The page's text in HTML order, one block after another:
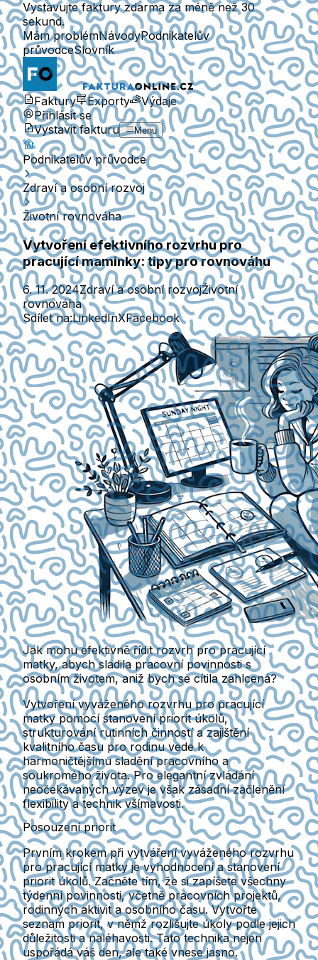
Vystavujte faktury zdarma za méně než 30
sekund.
Mám problémNávodyPodnikatelův
průvodceSlovník
Faktury Exporty
Výdaje
Přihlásit se
Vystavit fakturu
Menu
Podnikatelův průvodce
Zdraví a osobní rozvoj
Životní rovnováha
Vytvoření efektivního rozvrhu pro
pracující maminky: tipy pro rovnováhu
6. 11. 2024Zdraví a osobní rozvojŽivotní
rovnováha
Sdílet na:LinkedInXFacebook
Jak mohu efektivně řídit rozvrh pro pracující
matky, abych sladila pracovní povinnosti s
osobním životem, aniž bych se cítila zahlcená?
Vytvoření vyváženého rozvrhu pro pracující
matky pomocí stanovení priorit úkolů,
strukturování rutinních činností a zajištění
kvalitního času pro rodinu vede k
harmoničtějšímu sladění pracovního a
soukromého života. Pro elegantní zvládání
neočekávaných výzev je však zásadní začlenění
flexibility a technik všímavosti.
Posouzení priorit
Prvním krokem při vytváření vyváženého rozvrhu
pro pracující matky je vyhodnocení a stanovení
priorit úkolů. Začněte tím, že si zapíšete všechny
týdenní povinnosti, včetně pracovních projektů,
rodinných aktivit a osobního času. Vytvořte
seznam priorit, v němž rozlišujte úkoly podle jejich
důležitosti a naléhavosti. Tato technika nejen
uspořádá váš den, ale také vnese jasno.